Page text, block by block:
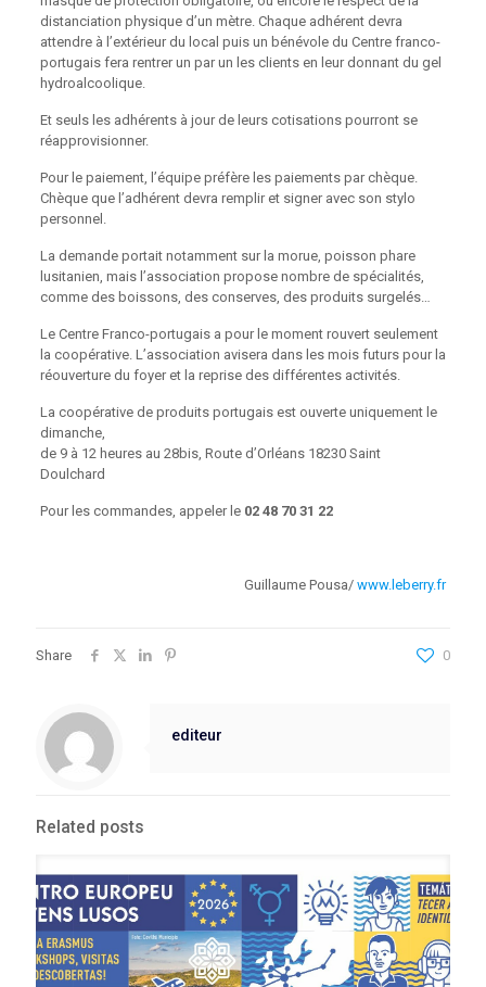
distanciation physique d’un mètre. Chaque adhérent devra
attendre à l’extérieur du local puis un bénévole du Centre franco-
portugais fera rentrer un par un les clients en leur donnant du gel
hydroalcoolique.
Et seuls les adhérents à jour de leurs cotisations pourront se
réapprovisionner.
Pour le paiement, l’équipe préfère les paiements par chèque.
Chèque que l’adhérent devra remplir et signer avec son stylo
personnel.
La demande portait notamment sur la morue, poisson phare
lusitanien, mais l’association propose nombre de spécialités,
comme des boissons, des conserves, des produits surgelés…
Le Centre Franco-portugais a pour le moment rouvert seulement
la coopérative. L’association avisera dans les mois futurs pour la
réouverture du foyer et la reprise des différentes activités.
La coopérative de produits portugais est ouverte uniquement le
dimanche,
de 9 à 12 heures au 28bis, Route d’Orléans 18230 Saint
Doulchard
Pour les commandes, appeler le 02 48 70 31 22
Guillaume Pousa/www.leberry.fr
Share 0
editeur
Related posts